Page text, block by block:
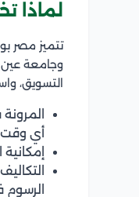
لماذا
تتميز مصر
وجامعة عين
التسويق،
أي وقت